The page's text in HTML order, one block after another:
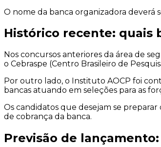
O nome da banca organizadora deverá
Histórico recente: quais
Nos concursos anteriores da área de
o Cebraspe (Centro Brasileiro de
Por outro lado, o Instituto AOCP foi
bancas atuando em seleções para as
Os candidatos que desejam se
de cobrança da banca.
Previsão de